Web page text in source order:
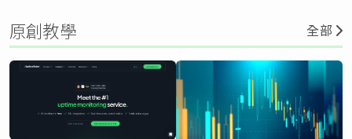
原創教學 全部